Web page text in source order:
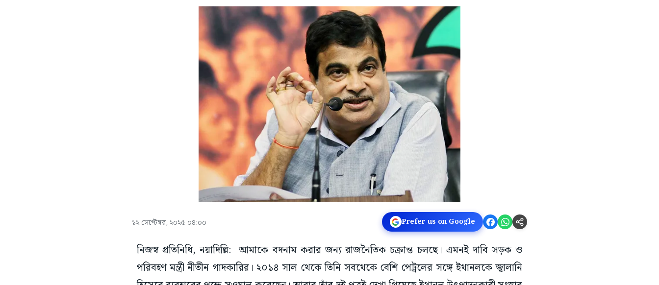
১২ সেপ্টেম্বর, ২০২৫ ০৪:০০ Prefer us on Google
নিজস্ব প্রতিনিধি, নয়াদিল্লি: আমাকে বদনাম করার জন্য রাজনৈতিক চক্রান্ত চলছে। এমনই দাবি সড়ক ও
পরিবহণ মন্ত্রী নীতীন গাদকারির। ২০১৪ সাল থেকে তিনি সবথেকে বেশি পেট্রলের সঙ্গে ইথানলকে জ্বালানি